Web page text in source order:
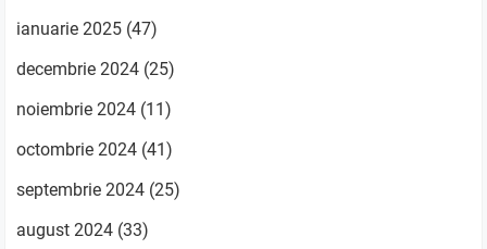
ianuarie 2025 (47)
decembrie 2024 (25)
noiembrie 2024 (11)
octombrie 2024 (41)
septembrie 2024 (25)
august 2024 (33)